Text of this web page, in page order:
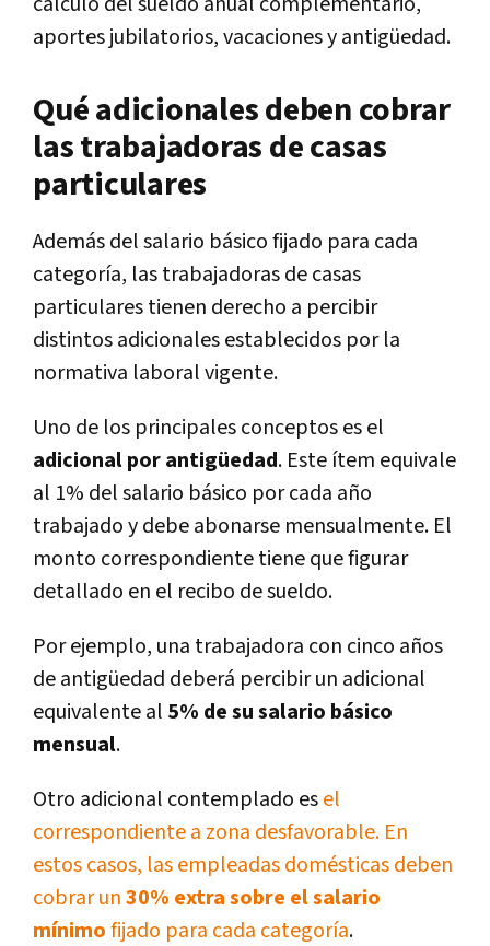
aportes jubilatorios, vacaciones y antigüedad.
Qué adicionales deben cobrar
las trabajadoras de casas
particulares
Además del salario básico fijado para cada
categoría, las trabajadoras de casas
particulares tienen derecho a percibir
distintos adicionales establecidos por la
normativa laboral vigente.
Uno de los principales conceptos es el
adicional por antigüedad. Este ítem equivale
al 1% del salario básico por cada año
trabajado y debe abonarse mensualmente. El
monto correspondiente tiene que figurar
detallado en el recibo de sueldo.
Por ejemplo, una trabajadora con cinco años
de antigüedad deberá percibir un adicional
equivalente al 5% de su salario básico
mensual.
Otro adicional contemplado esel
correspondiente a zona desfavorable. En
estos casos, las empleadas domésticas deben
cobrar un30% extra sobre el salario
mínimofijado para cada categoría.